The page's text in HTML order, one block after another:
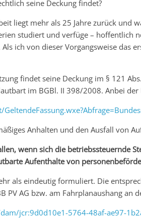
seine Deckung findet?
liegt mehr als 25 Jahre zurück und
studiert und verfüge – hoffentlich
ich von dieser Vorgangsweise das
findet seine Deckung im § 121
im BGBl. II 398/2008. Anbei der
Anhalten und den Ausfall von
wenn sich die betriebssteuernde
Aufenthalte von
als eindeutig formuliert. Die
PV AG bzw. am Fahrplanaushang an
jcr:9d0d10e1-5764-48af-ae97-